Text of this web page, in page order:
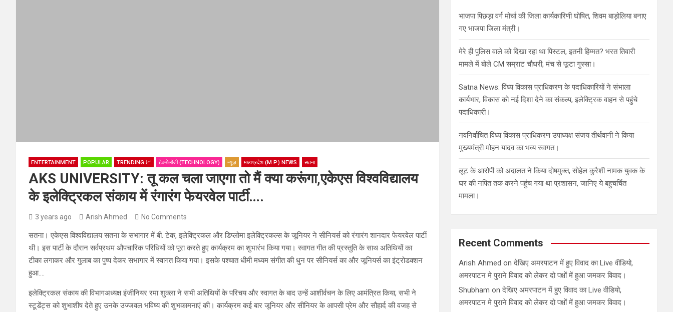
ENTERTAINMENT POPULAR TRENDING 📈 टेक्नोलॉजी (TECHNOLOGY) न्यूज़ मध्यप्रदेश (M.P.) NEWS सतना
AKS UNIVERSITY: तू कल चला जाएगा तो मैं क्या करूंगा,एकेएस विश्वविद्यालय
के इलेक्ट्रिकल संकाय में रंगारंग फेयरवेल पार्टी….
3 years ago Arish Ahmed No Comments
सतना। एकेएस विश्वविद्यालय सतना के सभागार में बी. टेक, इलेक्ट्रिकल और डिप्लोमा इलेक्ट्रिकल्स के जूनियर ने सीनियर्स को रंगारंग शानदार फेयरवेल पार्टी
थी। इस पार्टी के दौरान सर्वप्रथम औपचारिक परिधियों को पूरा करते हुए कार्यक्रम का शुभारंभ किया गया। स्वागत गीत की प्रस्तुति के साथ अतिथियों का
टीका लगाकर और गुलाब का पुष्प देकर सभागार में स्वागत किया गया। इसके पश्चात धीमी मध्यम संगीत की धुन पर सीनियर्स का और जूनियर्स का इंट्रोडक्शन
हुआ….
इलेक्ट्रिकल संकाय की विभागअध्यक्ष इंजीनियर रमा शुक्ला ने सभी अतिथियों के परिचय और स्वागत के बाद उन्हें आशीर्वचन के लिए आमंत्रित किया, सभी ने
स्टूडेंट्स को शुभाशीष देते हुए उनके उज्जवल भविष्य की शुभकामनाएं की। कार्यक्रम कई बार जूनियर और सीनियर के आपसी प्रेम और सौहार्द की वजह से
भाजपा पिछड़ा वर्ग मोर्चा की जिला कार्यकारिणी घोषित, शिवम बाड़ोलिया बनाए
गए भाजपा जिला मंत्री।
मेरे ही पुलिस वाले को दिखा रहा था पिस्टल, इतनी हिम्मत? भरत तिवारी
मामले में बोले CM सम्राट चौधरी, मंच से फूटा गुस्सा।
Satna News: विंध्य विकास प्राधिकरण के पदाधिकारियों ने संभाला
कार्यभार, विकास को नई दिशा देने का संकल्प, इलेक्ट्रिक वाहन से पहुंचे
पदाधिकारी।
नवनिर्वाचित विंध्य विकास प्राधिकरण उपाध्यक्ष संजय तीर्थवानी ने किया
मुख्यमंत्री मोहन यादव का भव्य स्वागत।
लूट के आरोपी को अदालत ने किया दोषमुक्त, सोहेल कुरैशी नामक युवक के
घर की नपित तक करने पहुंच गया था प्रशासन, जानिए ये बहुचर्चित
मामला।
Recent Comments
Arish Ahmed onदेखिए अमरपाटन में हुए विवाद का Live वीडियो,
अमरपाटन मे पुराने विवाद को लेकर दो पक्षों में हुआ जमकर विवाद।
Shubham onदेखिए अमरपाटन में हुए विवाद का Live वीडियो,
अमरपाटन मे पुराने विवाद को लेकर दो पक्षों में हुआ जमकर विवाद।